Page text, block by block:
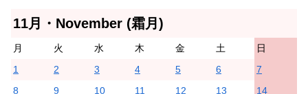
11月・November (霜月)
月 火 水 木 金 土
日
1
2 3 4 5 6
7
8
9 10 11 12 13
14